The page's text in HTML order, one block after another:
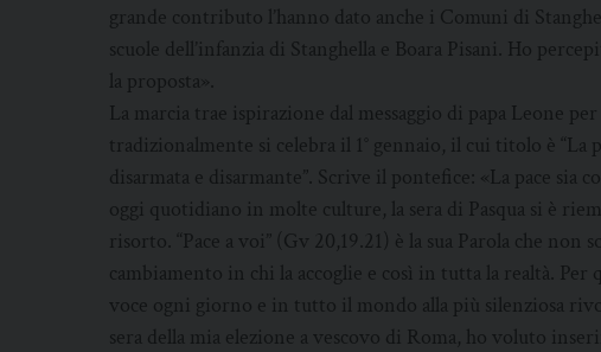
grande contributo l’hanno dato anche i Comuni di
scuole dell’infanzia di Stanghella e Boara Pisani. Ho
la proposta».
La marcia trae ispirazione dal messaggio di papa Leone
tradizionalmente si celebra il 1° gennaio, il cui titolo è “La
disarmata e disarmante”. Scrive il pontefice: «La pace sia
oggi quotidiano in molte culture, la sera di Pasqua si è
risorto. “Pace a voi” (Gv 20,19.21) è la sua Parola che
cambiamento in chi la accoglie e così in tutta la realtà. Per
voce ogni giorno e in tutto il mondo alla più silenziosa
sera della mia elezione a vescovo di Roma, ho voluto